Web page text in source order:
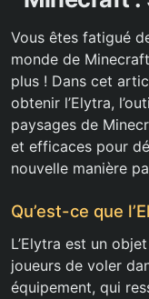
Vous êtes fatigué
monde de
plus ! Dans cet
obtenir l’Elytra,
paysages de
et efficaces pour
nouvelle manière
Qu’est-ce que
L’Elytra est un
joueurs de voler
équipement, qui